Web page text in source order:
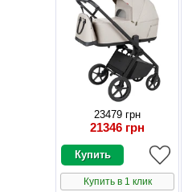
23479 грн
21346 грн
Купить в 1 клик